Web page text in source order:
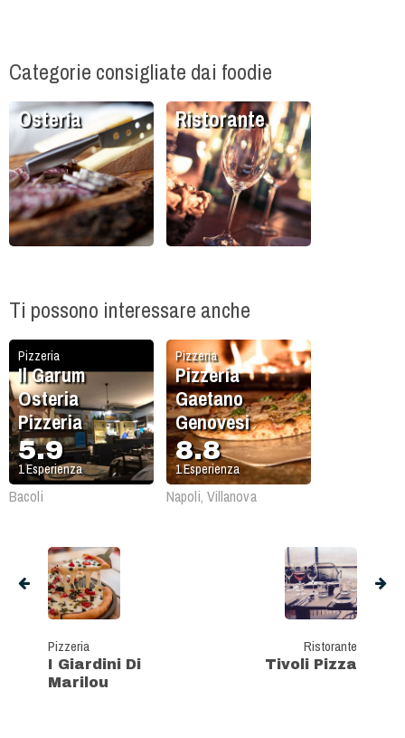
Categorie consigliate dai foodie
Osteria Ristorante
Ti possono interessare anche
Pizzeria
Il Garum
Osteria
Pizzeria
5.9
1Esperienza
Bacoli
Pizzeria
Pizzeria
Gaetano
Genovesi
8.8
1Esperienza
Napoli, Villanova
Pizzeria
I Giardini Di
Marilou
Ristorante
Tivoli Pizza